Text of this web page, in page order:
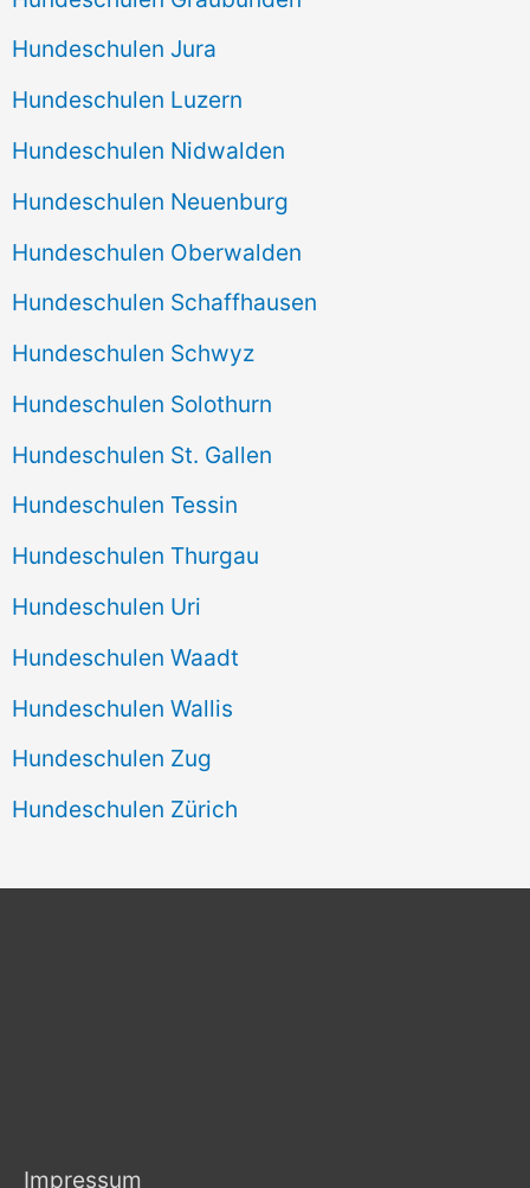
Hundeschulen Jura
Hundeschulen Luzern
Hundeschulen Nidwalden
Hundeschulen Neuenburg
Hundeschulen Oberwalden
Hundeschulen Schaffhausen
Hundeschulen Schwyz
Hundeschulen Solothurn
Hundeschulen St. Gallen
Hundeschulen Tessin
Hundeschulen Thurgau
Hundeschulen Uri
Hundeschulen Waadt
Hundeschulen Wallis
Hundeschulen Zug
Hundeschulen Zürich
Impressum